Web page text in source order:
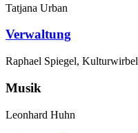
Tatjana Urban
Verwaltung
Raphael Spiegel, Kulturwirbel
Musik
Leonhard Huhn